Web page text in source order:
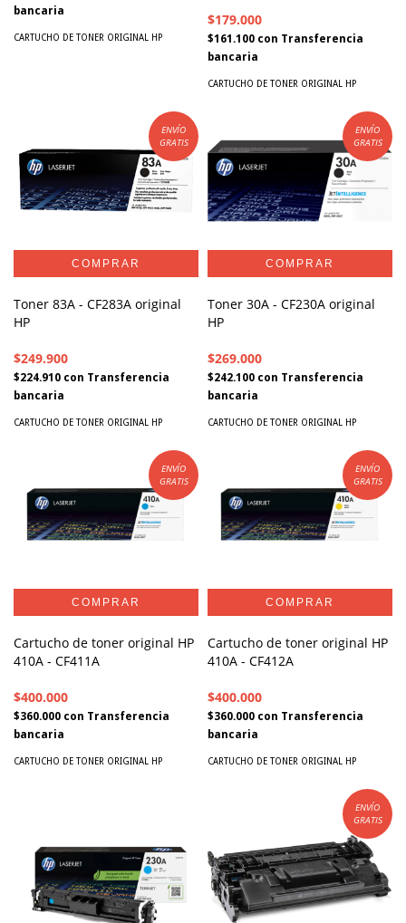
bancaria
CARTUCHO DE TONER ORIGINAL HP
$179.000
$161.100 con Transferencia
bancaria
CARTUCHO DE TONER ORIGINAL HP
ENVÍO
GRATIS
Toner 83A - CF283A original
HP
$249.900
$224.910 con Transferencia
bancaria
CARTUCHO DE TONER ORIGINAL HP
ENVÍO
GRATIS
Toner 30A - CF230A original
HP
$269.000
$242.100 con Transferencia
bancaria
CARTUCHO DE TONER ORIGINAL HP
ENVÍO
GRATIS
Cartucho de toner original HP
410A - CF411A
$400.000
$360.000 con Transferencia
bancaria
CARTUCHO DE TONER ORIGINAL HP
ENVÍO
GRATIS
Cartucho de toner original HP
410A - CF412A
$400.000
$360.000 con Transferencia
bancaria
CARTUCHO DE TONER ORIGINAL HP
ENVÍO
GRATIS